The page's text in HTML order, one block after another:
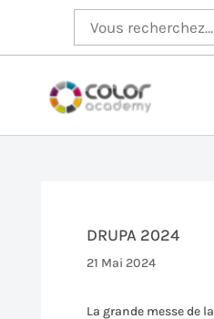
DRUPA 2024
21 Mai 2024
La grande messe de la